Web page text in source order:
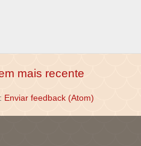
mais recente
Enviar feedback (Atom)